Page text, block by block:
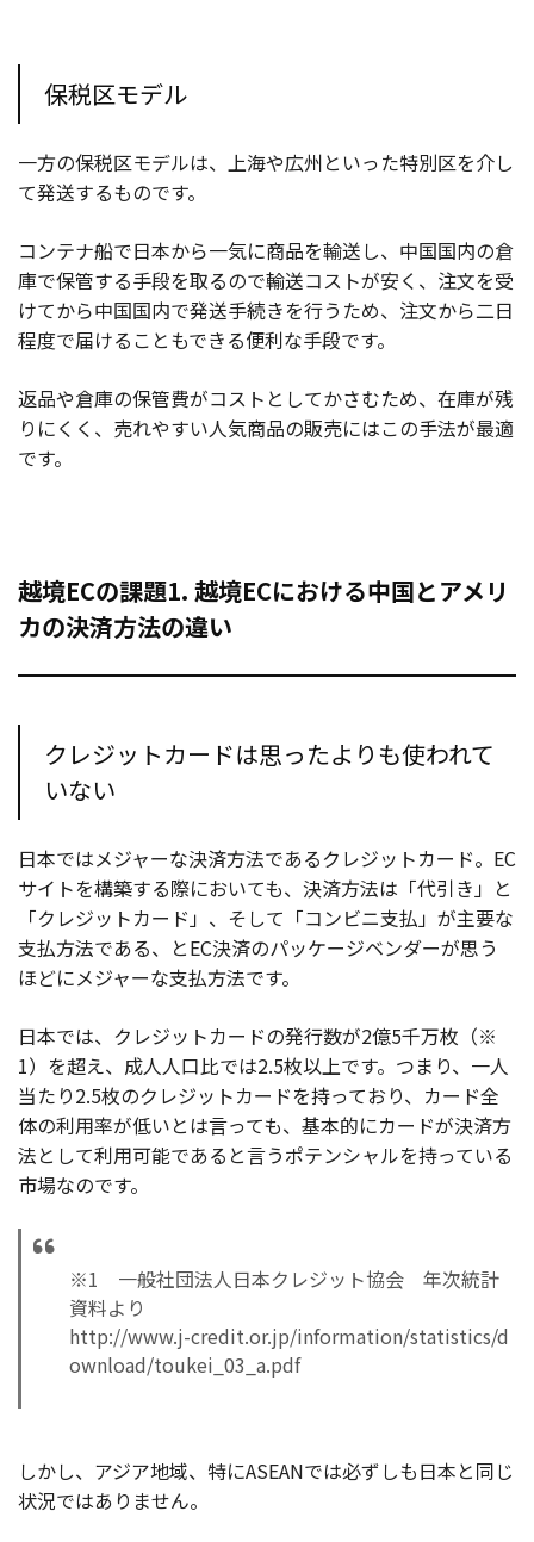
保税区モデル
一方の保税区モデルは、上海や広州といった特別区を介し
て発送するものです。
コンテナ船で日本から一気に商品を輸送し、中国国内の倉
庫で保管する手段を取るので輸送コストが安く、注文を受
けてから中国国内で発送手続きを行うため、注文から二日
程度で届けることもできる便利な手段です。
返品や倉庫の保管費がコストとしてかさむため、在庫が残
りにくく、売れやすい人気商品の販売にはこの手法が最適
です。
越境ECの課題1. 越境ECにおける中国とアメリ
カの決済方法の違い
クレジットカードは思ったよりも使われて
いない
日本ではメジャーな決済方法であるクレジットカード。EC
サイトを構築する際においても、決済方法は「代引き」と
「クレジットカード」、そして「コンビニ支払」が主要な
支払方法である、とEC決済のパッケージベンダーが思う
ほどにメジャーな支払方法です。
日本では、クレジットカードの発行数が2億5千万枚（※
1）を超え、成人人口比では2.5枚以上です。つまり、一人
当たり2.5枚のクレジットカードを持っており、カード全
体の利用率が低いとは言っても、基本的にカードが決済方
法として利用可能であると言うポテンシャルを持っている
市場なのです。
※1 一般社団法人日本クレジット協会 年次統計
資料より
http://www.j-credit.or.jp/information/statistics/d
ownload/toukei_03_a.pdf
しかし、アジア地域、特にASEANでは必ずしも日本と同じ
状況ではありません。